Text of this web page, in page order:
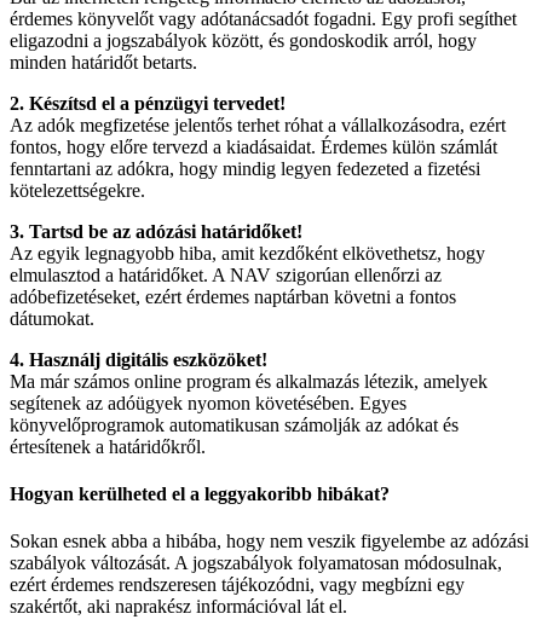
érdemes könyvelőt vagy adótanácsadót fogadni. Egy profi segíthet
eligazodni a jogszabályok között, és gondoskodik arról, hogy
minden határidőt betarts.
2. Készítsd el a pénzügyi tervedet!
Az adók megfizetése jelentős terhet róhat a vállalkozásodra, ezért
fontos, hogy előre tervezd a kiadásaidat. Érdemes külön számlát
fenntartani az adókra, hogy mindig legyen fedezeted a fizetési
kötelezettségekre.
3. Tartsd be az adózási határidőket!
Az egyik legnagyobb hiba, amit kezdőként elkövethetsz, hogy
elmulasztod a határidőket. A NAV szigorúan ellenőrzi az
adóbefizetéseket, ezért érdemes naptárban követni a fontos
dátumokat.
4. Használj digitális eszközöket!
Ma már számos online program és alkalmazás létezik, amelyek
segítenek az adóügyek nyomon követésében. Egyes
könyvelőprogramok automatikusan számolják az adókat és
értesítenek a határidőkről.
Hogyan kerülheted el a leggyakoribb hibákat?
Sokan esnek abba a hibába, hogy nem veszik figyelembe az adózási
szabályok változását. A jogszabályok folyamatosan módosulnak,
ezért érdemes rendszeresen tájékozódni, vagy megbízni egy
szakértőt, aki naprakész információval lát el.